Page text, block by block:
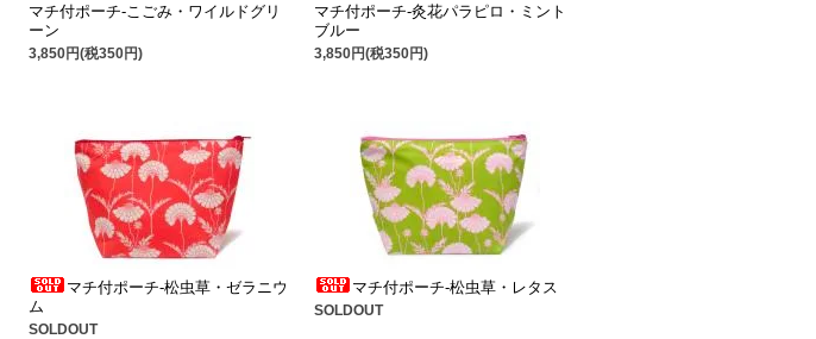
マチ付ポーチ-こごみ・ワイルドグリ
ーン
3,850円(税350円)
マチ付ポーチ-灸花パラピロ・ミント
ブルー
3,850円(税350円)
マチ付ポーチ-松虫草・ゼラニウ
ム
SOLDOUT
マチ付ポーチ-松虫草・レタス
SOLDOUT